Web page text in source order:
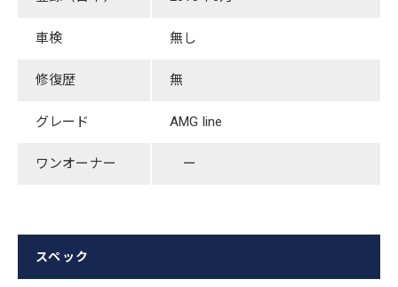
車検 ​無し
修復歴 無
グレード ​AMG line
ワンオーナー ー
スペック